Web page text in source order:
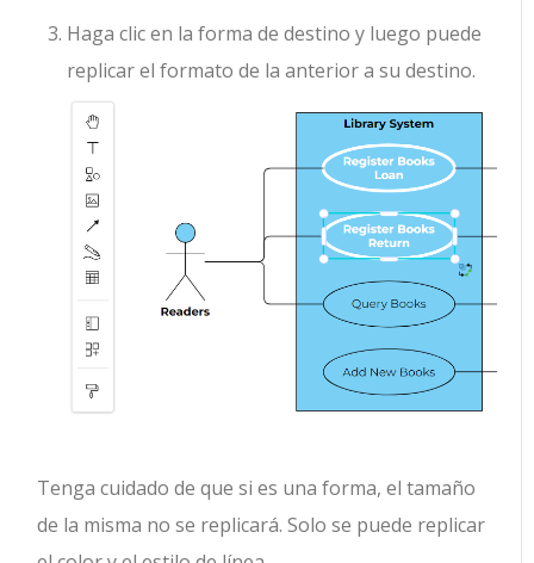
Haga clic en la forma de destino y luego puede
replicar el formato de la anterior a su destino.
Tenga cuidado de que si es una forma, el tamaño
de la misma no se replicará. Solo se puede replicar